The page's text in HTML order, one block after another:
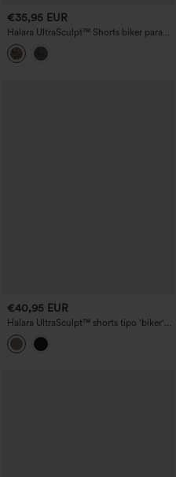
€35,95 EUR
Halara UltraSculpt™ Shorts biker para
entrenamiento 5'' con estampado de
leopardo, cintura alta, control de
abdomen, rayas color block y bolsillos
€40,95 EUR
Halara UltraSculpt™ shorts tipo 'biker'
moldeadores 5'' de tiro alto con control
de abdomen, ropa interior integrada y
bolsillos